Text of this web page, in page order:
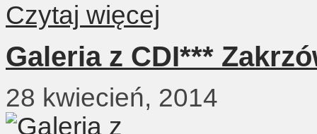
Czytaj więcej
Galeria z CDI***
28 kwiecień, 2014